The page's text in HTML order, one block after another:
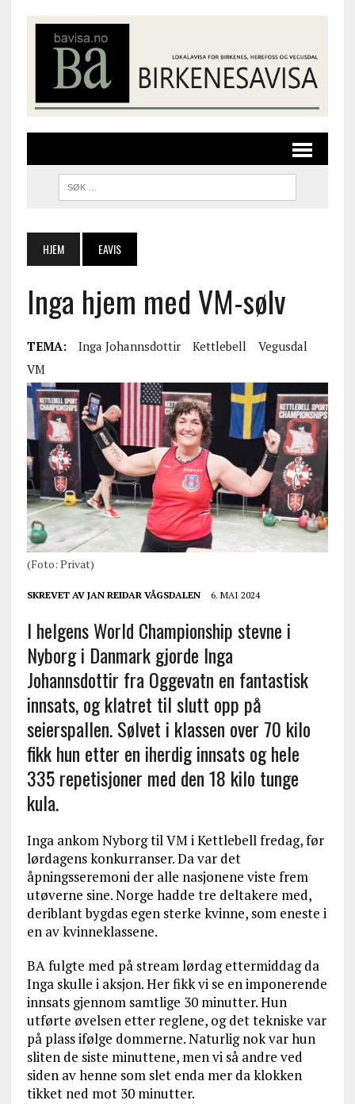
HJEM EAVIS
Inga hjem med VM-sølv
TEMA: Inga Johannsdottir Kettlebell
Vegusdal
VM
(Foto: Privat)
SKREVET AV JAN REIDAR VÅGSDALEN 6. MAI 2024
I helgens World Championship stevne i
Nyborg i Danmark gjorde Inga
Johannsdottir fra Oggevatn en fantastisk
innsats, og klatret til slutt opp på
seierspallen. Sølvet i klassen over 70 kilo
fikk hun etter en iherdig innsats og hele
335 repetisjoner med den 18 kilo tunge
kula.
Inga ankom Nyborg til VM i Kettlebell fredag, før
lørdagens konkurranser. Da var det
åpningsseremoni der alle nasjonene viste frem
utøverne sine. Norge hadde tre deltakere med,
deriblant bygdas egen sterke kvinne, som eneste i
en av kvinneklassene.
BA fulgte med på stream lørdag ettermiddag da
Inga skulle i aksjon. Her fikk vi se en imponerende
innsats gjennom samtlige 30 minutter. Hun
utførte øvelsen etter reglene, og det tekniske var
på plass ifølge dommerne. Naturlig nok var hun
sliten de siste minuttene, men vi så andre ved
siden av henne som slet enda mer da klokken
tikket ned mot 30 minutter.